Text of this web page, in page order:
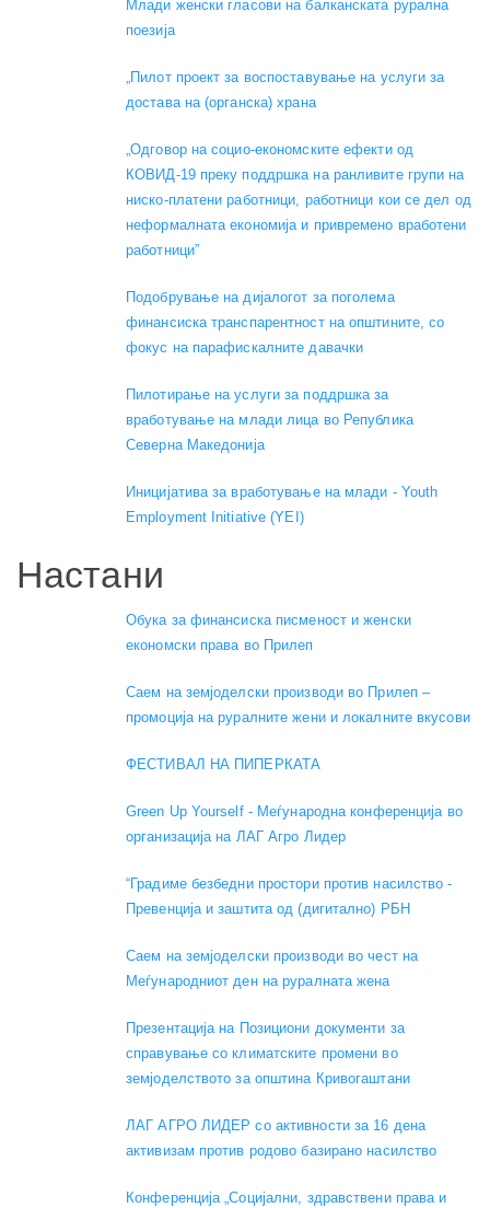
Mлади женски гласови на балканската рурална
поезија
„Пилот проект за воспоставување на услуги за
достава на (органска) храна
„Одговор на социо-економските ефекти од
КОВИД-19 преку поддршка на ранливите групи на
ниско-платени работници, работници кои се дел од
неформалната економија и привремено вработени
работници”
Подобрување на дијалогот за поголема
финансиска транспарентност на општините, со
фокус на парафискалните давачки
Пилотирање на услуги за поддршка за
вработување на млади лица во Република
Северна Македонија
Иницијатива за вработување на млади - Youth
Employment Initiative (YEI)
Настани
Обука за финансиска писменост и женски
економски права во Прилеп
Саем на земјоделски производи во Прилеп –
промоција на руралните жени и локалните вкусови
ФЕСТИВАЛ НА ПИПЕРКАТА
Green Up Yourself - Меѓународна конференција во
организација на ЛАГ Агро Лидер
“Градиме безбедни простори против насилство -
Превенција и заштита од (дигитално) РБН
Саем на земјоделски производи во чест на
Меѓународниот ден на руралната жена
Презентација на Позициони документи за
справување со климатските промени во
земјоделството за општина Кривогаштани
ЛАГ АГРО ЛИДЕР со активности за 16 дена
активизам против родово базирано насилство
Конференција „Социјални, здравствени права и